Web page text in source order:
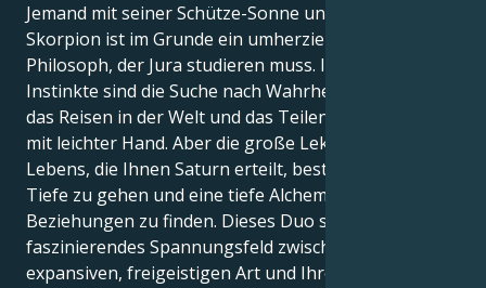
Jemand mit seiner Schütze-Sonne und Saturn im
Skorpion ist im Grunde ein umherziehender
Philosoph, der Jura studieren muss. Ihre tiefsten
Instinkte sind die Suche nach Wahrheit und Freiheit,
das Reisen in der Welt und das Teilen Ihrer Weisheit
mit leichter Hand. Aber die große Lektion Ihres
Lebens, die Ihnen Saturn erteilt, besteht darin, in die
Tiefe zu gehen und eine tiefe Alchemie in Ihren
Beziehungen zu finden. Dieses Duo sorgt für ein
faszinierendes Spannungsfeld zwischen Ihrer
expansiven, freigeistigen Art und Ihrem instinktiven